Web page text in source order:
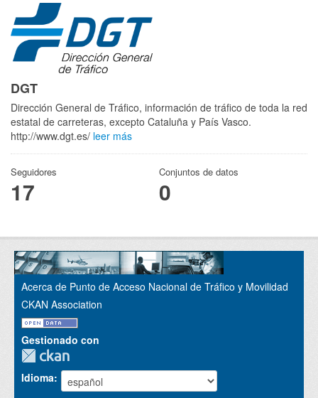
DGT
Dirección General de Tráfico, información de tráfico de toda la red
estatal de carreteras, excepto Cataluña y País Vasco.
http://www.dgt.es/ leer más
Seguidores
17
Conjuntos de datos
0
Acerca de Punto de Acceso Nacional de Tráfico y Movilidad
CKAN Association
Gestionado con
Idioma